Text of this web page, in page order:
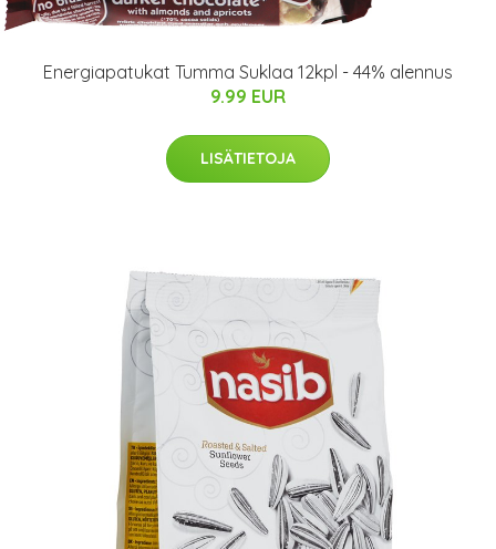
Energiapatukat Tumma Suklaa 12kpl - 44% alennus
9.99 EUR
LISÄTIETOJA